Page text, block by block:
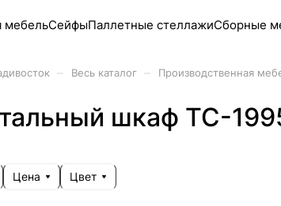
мебельСейфыПаллетные стеллажиСборные
Весь каталог Производственная
шкаф ТС-
Цена Цвет